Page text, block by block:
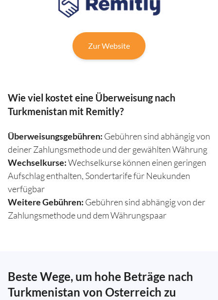
Zur Website
Wie viel kostet eine Überweisung nach
Turkmenistan mit Remitly?
Überweisungsgebühren: Gebühren sind abhängig von
deiner Zahlungsmethode und der gewählten Währung
Wechselkurse:Wechselkurse können einen geringen
Aufschlag enthalten, Sondertarife für Neukunden
verfügbar
Weitere Gebühren: Gebühren sind abhängig von der
Zahlungsmethode und dem Währungspaar
Beste Wege, um hohe Beträge nach
Turkmenistan von Osterreich zu